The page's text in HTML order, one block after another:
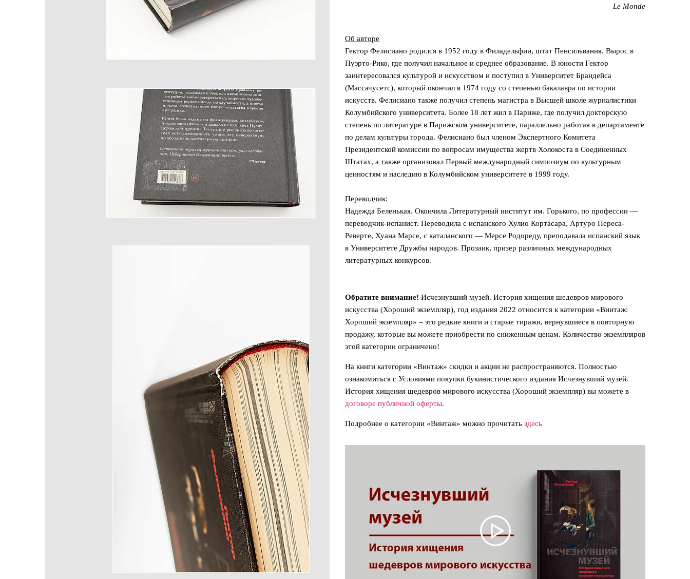
Le Monde
Об авторе
Гектор Фелисиано родился в 1952 году в Филадельфии, штат Пенсильвания. Вырос в
Пуэрто-Рико, где получил начальное и среднее образование. В юности Гектор
заинтересовался культурой и искусством и поступил в Университет Брандейса
(Массачусетс), который окончил в 1974 году со степенью бакалавра по истории
искусств. Фелисиано также получил степень магистра в Высшей школе журналистики
Колумбийского университета. Более 18 лет жил в Париже, где ‎получил докторскую
степень по литературе в ‎‎Парижском университете, параллельно работая в департаменте
по делам культуры города‎‎. ‎‎‎‎Фелисиано был членом Экспертного Комитета
Президентской комиссии по вопросам имущества жертв Холокоста в Соединенных
Штатах, а также организовал ‎Первый международный симпозиум по культурным
ценностям и наследию в Колумбийском университете в 1999 году. ‎
Переводчик:
Надежда Беленькая. Окончила Литературный институт им. Горького, по профессии —
переводчик-испанист. Переводила с испанского Хулио Кортасара, Артуро Переса-
Реверте, Хуана Марсе, с каталанского — Мерсе Родореду, преподавала испанский язык
в Университете Дружбы народов. Прозаик, призер различных международных
литературных конкурсов.
Обратите внимание! Исчезнувший музей. История хищения шедевров мирового
искусства (Хороший экземпляр), год издания 2022 относится к категории «Винтаж:
Хороший экземпляр» – это редкие книги и старые тиражи, вернувшиеся в повторную
продажу, которые вы можете приобрести по сниженным ценам. Количество экземпляров
этой категории ограничено!
На книги категории «Винтаж» скидки и акции не распространяются. Полностью
ознакомиться с Условиями покупки букинистического издания Исчезнувший музей.
История хищения шедевров мирового искусства (Хороший экземпляр) вы можете в
договоре публичной оферты.
Подробнее о категории «Винтаж» можно прочитать здесь